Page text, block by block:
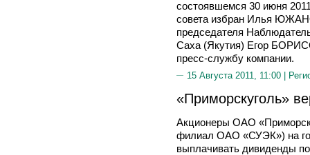
состоявшемся 30 июня
совета избран Илья
председателя
Саха (Якутия) Егор
пресс-службу компании.
15 Августа 2011, 11:00 |
«Приморскуголь»
Акционеры ОАО
филиал ОАО «СУЭК») на
выплачивать дивиденды